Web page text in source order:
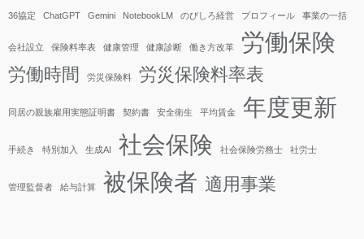
36協定 ChatGPT Gemini NotebookLM のびしろ経営 プロフィール 事業の一括
会社設立 保険料率表 健康管理 健康診断 働き方改革 労働保険
労働時間 労災保険料 労災保険料率表
同居の親族雇用実態証明書 契約書 安全衛生 平均賃金 年度更新
手続き 特別加入 生成AI 社会保険 社会保険労務士 社労士
管理監督者 給与計算 被保険者 適用事業